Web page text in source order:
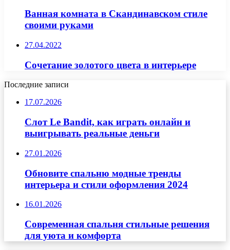
Ванная комната в Скандинавском стиле
своими руками
27.04.2022
Сочетание золотого цвета в интерьере
Последние записи
17.07.2026
Слот Le Bandit, как играть онлайн и
выигрывать реальные деньги
27.01.2026
Обновите спальню модные тренды
интерьера и стили оформления 2024
16.01.2026
Современная спальня стильные решения
для уюта и комфорта